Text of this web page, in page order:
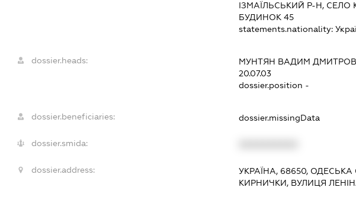
ІЗМАЇЛЬСЬКИЙ Р-Н, СЕЛО
БУДИНОК 45
statements.nationality:
dossier.heads: МУНТЯН ВАДИМ
20.07.03
dossier.position -
dossier.beneficiaries: dossier.missingData
dossier.smida:
dossier.address:
УКРАЇНА, 68650,
КИРНИЧКИ, ВУЛИЦЯ